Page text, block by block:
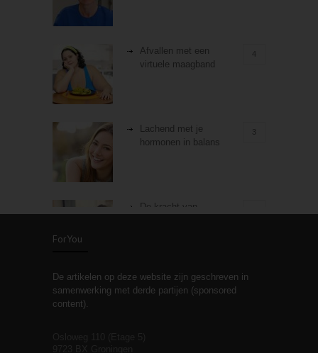
Afvallen met een
virtuele maagband
4
Lachend met je
hormonen in balans
3
De kracht van
Stiefouderschap en
relaties
ForYou
De artikelen op deze website zijn geschreven in
samenwerking met derde partijen (sponsored
content).